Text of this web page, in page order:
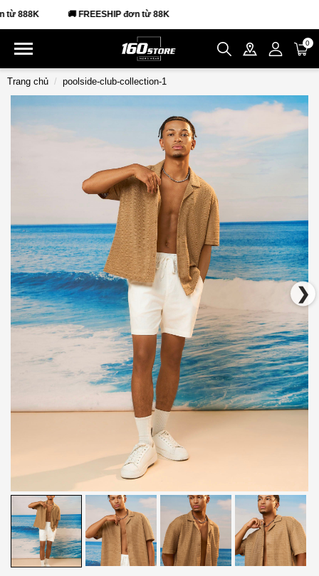
🚚 FREESHIP đơn từ 88K
0
Trang chủ poolside-club-collection-1